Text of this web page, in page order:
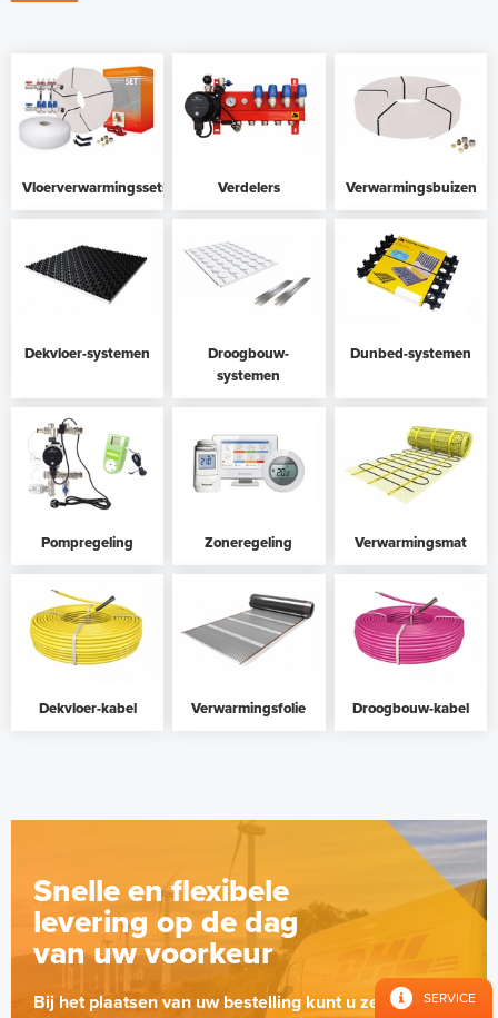
Vloerverwarmingssets Verdelers Verwarmingsbuizen
Dekvloer-systemen
Droogbouw-
systemen
Dunbed-systemen
Pompregeling Zoneregeling Verwarmingsmat
Dekvloer-kabel Verwarmingsfolie Droogbouw-kabel
Snelle en flexibele
levering op de dag
van uw voorkeur
Bij het plaatsen van uw bestelling kunt u zelf
SERVICE